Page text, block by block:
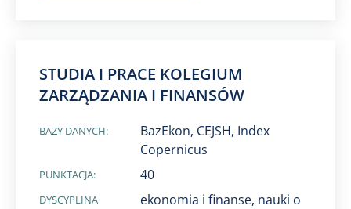
STUDIA I PRACE KOLEGIUM
ZARZĄDZANIA I FINANSÓW​
BAZY DANYCH:
BazEkon, CEJSH, Index
Copernicus
PUNKTACJA: 40
DYSCYPLINA
ekonomia i finanse, nauki o